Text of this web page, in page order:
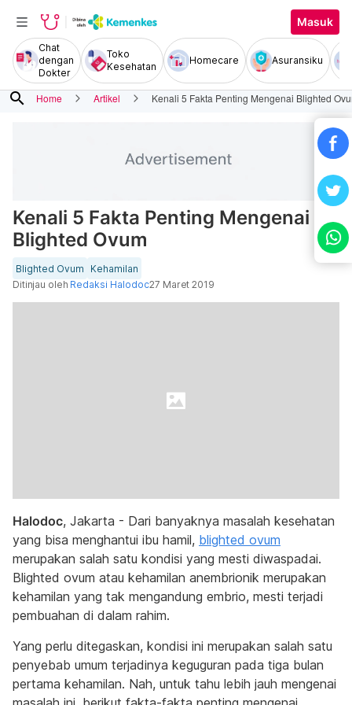
Masuk
Chat
dengan
Dokter
Toko
Kesehatan
Homecare Asuransiku
search Home Artikel Kenali 5 Fakta Penting Mengenai Blighted
Kenali 5 Fakta Penting Mengenai
Blighted Ovum
Blighted Ovum
Kehamilan
Ditinjau oleh Redaksi Halodoc27 Maret 2019
Halodoc, Jakarta - Dari banyaknya masalah kesehatan
yang bisa menghantui ibu hamil, blighted ovum
merupakan salah satu kondisi yang mesti diwaspadai.
Blighted ovum atau kehamilan anembrionik merupakan
kehamilan yang tak mengandung embrio, mesti terjadi
pembuahan di dalam rahim.
Yang perlu ditegaskan, kondisi ini merupakan salah satu
penyebab umum terjadinya keguguran pada tiga bulan
pertama kehamilan. Nah, untuk tahu lebih jauh mengenai